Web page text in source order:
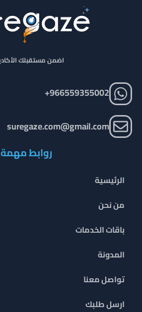
اضمن مستقبلك
966559355002+
suregaze.com@gmail.com
روابط مهمة
الرئيسية
من نحن
باقات الخدمات
المدونة
تواصل معنا
ارسل طلبك